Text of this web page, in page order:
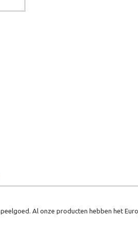
Al onze producten hebben het